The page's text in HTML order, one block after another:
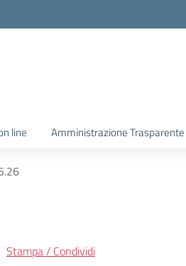
line Amministrazione Trasparente
Stampa / Condividi